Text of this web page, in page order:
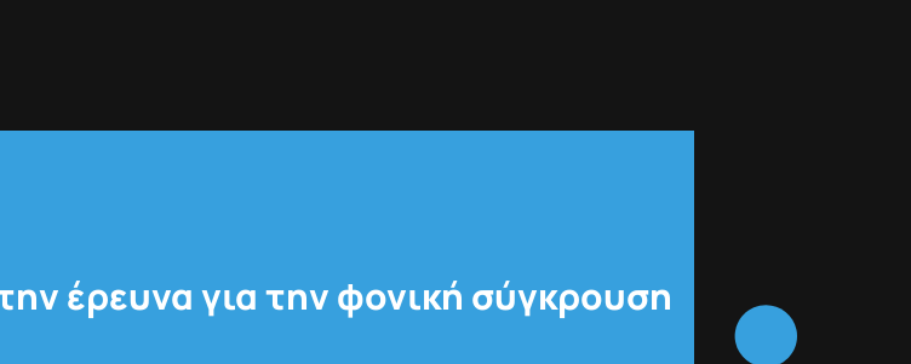
έρευνα για την φονική σύγκρουση